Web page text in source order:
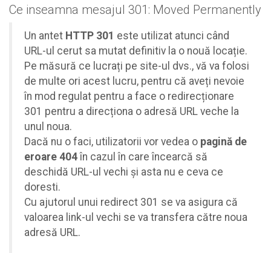
Ce inseamna mesajul 301: Moved Permanently
Un antet HTTP 301 este utilizat atunci când
URL-ul cerut sa mutat definitiv la o nouă locație.
Pe măsură ce lucrați pe site-ul dvs., vă va folosi
de multe ori acest lucru, pentru că aveți nevoie
în mod regulat pentru a face o redirecționare
301 pentru a direcționa o adresă URL veche la
unul noua.
Dacă nu o faci, utilizatorii vor vedea o pagină de
eroare 404în cazul în care încearcă să
deschidă URL-ul vechi și asta nu e ceva ce
doresti.
Cu ajutorul unui redirect 301 se va asigura că
valoarea link-ul vechi se va transfera către noua
adresă URL.